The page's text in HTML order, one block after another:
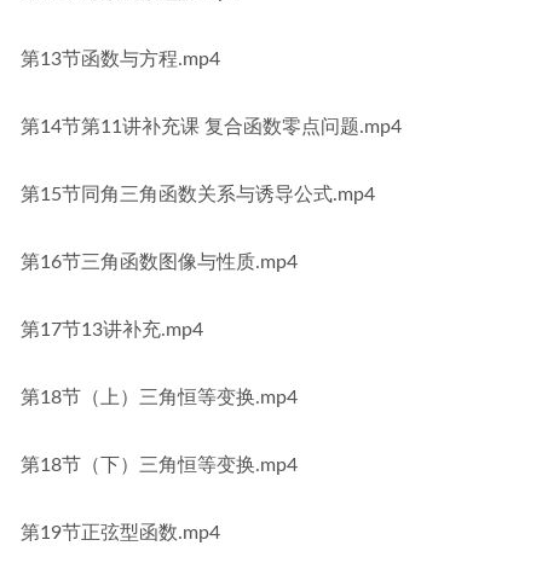
第13节函数与方程.mp4
第14节第11讲补充课 复合函数零点问题.mp4
第15节同角三角函数关系与诱导公式.mp4
第16节三角函数图像与性质.mp4
第17节13讲补充.mp4
第18节（上）三角恒等变换.mp4
第18节（下）三角恒等变换.mp4
第19节正弦型函数.mp4